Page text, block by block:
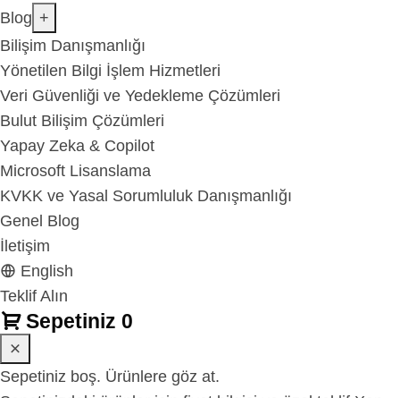
Blog +
Bilişim Danışmanlığı
Yönetilen Bilgi İşlem Hizmetleri
Veri Güvenliği ve Yedekleme Çözümleri
Bulut Bilişim Çözümleri
Yapay Zeka & Copilot
Microsoft Lisanslama
KVKK ve Yasal Sorumluluk Danışmanlığı
Genel Blog
İletişim
English
Teklif Alın
Sepetiniz 0
Sepetiniz boş. Ürünlere göz at.